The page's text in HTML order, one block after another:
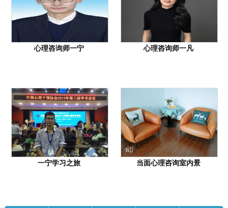
心理咨询师一宁 心理咨询师一凡
一宁学习之旅 当面心理咨询室内景